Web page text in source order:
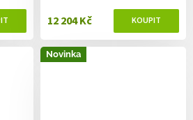
12 204 Kč
Novinka